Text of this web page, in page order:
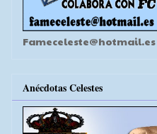
Fameceleste@hotmail.es
Anécdotas Celestes